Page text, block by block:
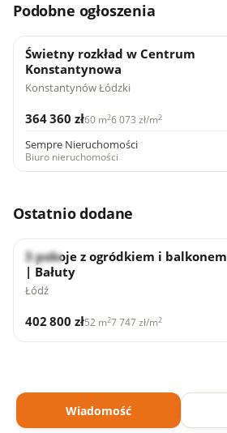
Podobne ogłoszenia
Świetny rozkład w Centrum
Konstantynowa
Konstantynów Łódzki
364 360 zł60 m26 073 zł/m2
Sempre Nieruchomości
Biuro nieruchomości
Ostatnio dodane
Nowe
3 pokoje z ogródkiem i balkonem
| Bałuty
Łódź
402 800 zł52 m27 747 zł/m2
Wiadomość